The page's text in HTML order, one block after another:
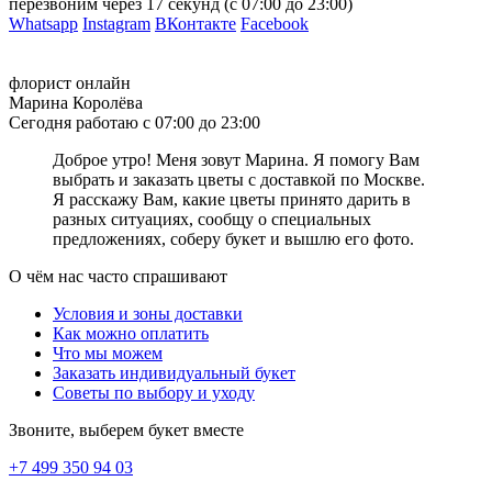
Whatsapp Instagram ВКонтакте Facebook
флорист онлайн
Марина Королёва
Сегодня работаю с 07:00 до 23:00
Доброе утро! Меня зовут Марина. Я помогу Вам
выбрать и заказать цветы с доставкой по Москве.
Я расскажу Вам, какие цветы принято дарить в
разных ситуациях, сообщу о специальных
предложениях, соберу букет и вышлю его фото.
О чём нас часто спрашивают
Условия и зоны доставки
Как можно оплатить
Что мы можем
Заказать индивидуальный букет
Советы по выбору и уходу
Звоните, выберем букет вместе
+7 499 350 94 03
помощи языка цветов!
С давних времён розовые розы наделены одним единственным
значением: они являются символом нежности, элегантности и
красоты. Вне зависимости от оттенка и количества роз в букете,
изысканно и роскошно. Что символизируют подаренные
розовые розы? Богатый и многогранный язык цветов трактует
подранный букет розовых роз, как выражение симпатии,
нежных и искренних эмоций, а также уважения и
благодарности. Выбирая розовые розы для девушки, обратите
симпатию, дружбу, романтичность, а тёмно-розовые оттенки
расскажут о восхищении и ярких чувствах. Чудесный букет из
розовых роз сможет подарить вашей избраннице самые яркие
эмоции!
Что значит оранжевый цвет цветов
разнообразием: розы, герберы, гвоздики, тюльпаны, хризантемы
– практически все цветы имеют в своих рядах оранжевые сорта
нескольких оттенков. Прежде всего, оранжевый цвет